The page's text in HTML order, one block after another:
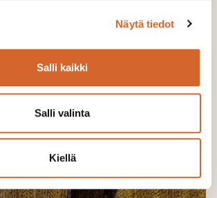
Näytä tiedot
Salli kaikki
Salli valinta
Kiellä
Huoltovarmuutta ei tuoda